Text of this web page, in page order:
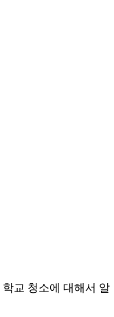
교 청소에 대해서 알